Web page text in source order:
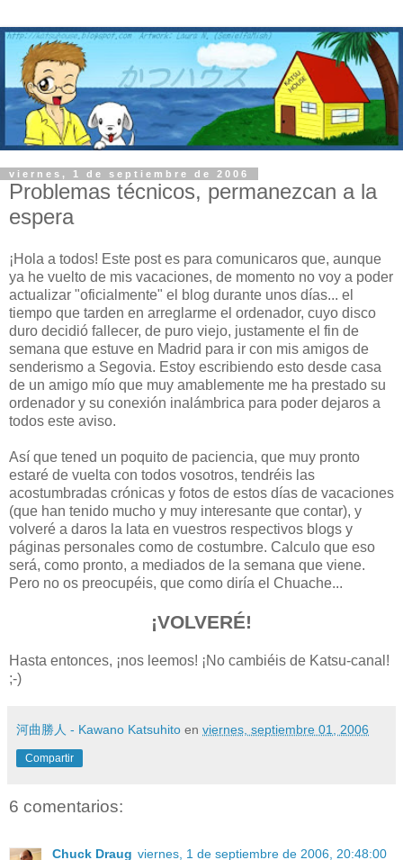
viernes, 1 de septiembre de 2006
Problemas técnicos, permanezcan a la
espera
¡Hola a todos! Este post es para comunicaros que, aunque
ya he vuelto de mis vacaciones, de momento no voy a poder
actualizar "oficialmente" el blog durante unos días... el
tiempo que tarden en arreglarme el ordenador, cuyo disco
duro decidió fallecer, de puro viejo, justamente el fin de
semana que estuve en Madrid para ir con mis amigos de
senderismo a Segovia. Estoy escribiendo esto desde casa
de un amigo mío que muy amablemente me ha prestado su
ordenador y su conexión inalámbrica para poder dejaros a
todos este aviso.
Así que tened un poquito de paciencia, que muy pronto
estaré de vuelta con todos vosotros, tendréis las
acostumbradas crónicas y fotos de estos días de vacaciones
(que han tenido mucho y muy interesante que contar), y
volveré a daros la lata en vuestros respectivos blogs y
páginas personales como de costumbre. Calculo que eso
será, como pronto, a mediados de la semana que viene.
Pero no os preocupéis, que como diría el Chuache...
¡VOLVERÉ!
Hasta entonces, ¡nos leemos! ¡No cambiéis de Katsu-canal!
;-)
河曲勝人 - Kawano Katsuhito en viernes, septiembre 01, 2006
Compartir
6 comentarios:
Chuck Draug viernes, 1 de septiembre de 2006, 20:48:00